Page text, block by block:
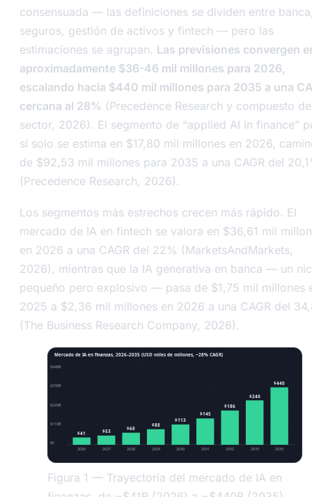
consensuada — las definiciones se dividen entre
seguros, gestión de activos y fintech — pero las
estimaciones se agrupan. Las previsiones convergen
aproximadamente $36-46 mil millones para 2026,
escalando hacia $440 mil millones para 2035 a una
cercana al 28% (Precedence Research y compuesto
sector, 2026). El segmento de “applied AI in finance”
sí solo se estima en $17,80 mil millones en 2026,
de $92,53 mil millones para 2035 a una CAGR del
(Precedence Research, 2026).
Los segmentos más estrechos crecen más rápido. El
mercado de IA en fintech se valora en $36,61 mil
en 2026 a una CAGR del 22% (MarketsAndMarkets,
2026), mientras que la IA generativa en banca — un
pequeño pero explosivo — pasa de $1,75 mil millones
2025 a $2,36 mil millones en 2026 a una CAGR del
(The Business Research Company, 2026).
Mercado de IA en finanzas, 2026–2035 (USD miles de millones, ~28% CAGR)
$440B
$330B
$220B
$110B
$0
$41 $53 $68
$88
$113
$145
$186
$240
$440
2026 2027 2028 2029 2030 2031 2032 2033 2035
Figura 1 — Trayectoria del mercado de IA en